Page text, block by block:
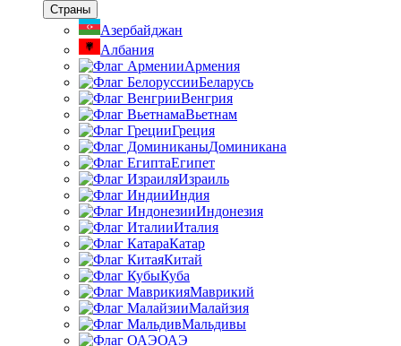
Страны
Азербайджан
Албания
Армения
Беларусь
Венгрия
Вьетнам
Греция
Доминикана
Египет
Израиль
Индия
Индонезия
Италия
Катар
Китай
Куба
Маврикий
Малайзия
Мальдивы
ОАЭ